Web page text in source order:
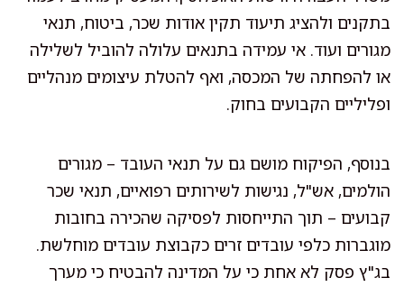
בתקנים ולהציג תיעוד תקין אודות שכר, ביטוח, תנאי
מגורים ועוד. אי עמידה בתנאים עלולה להוביל לשלילה
או להפחתה של המכסה, ואף להטלת עיצומים מנהליים
ופליליים הקבועים בחוק.
בנוסף, הפיקוח מושם גם על תנאי העובד – מגורים
הולמים, אש"ל, נגישות לשירותים רפואיים, תנאי שכר
קבועים – תוך התייחסות לפסיקה שהכירה בחובות
מוגברות כלפי עובדים זרים כקבוצת עובדים מוחלשת.
בג"ץ פסק לא אחת כי על המדינה להבטיח כי מערך